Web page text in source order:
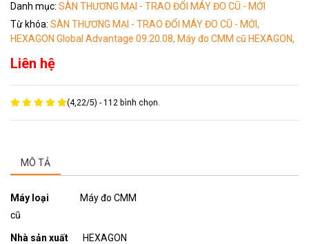
Danh mục: SÀN THƯƠNG MẠI - TRAO ĐỔI MÁY ĐO CŨ - MỚI
Từ khóa: SÀN THƯƠNG MẠI - TRAO ĐỔI MÁY ĐO CŨ - MỚI,
HEXAGON Global Advantage 09.20.08, Máy đo CMM cũ HEXAGON,
Liên hệ
(4,22/5) -112 bình chọn.
MÔ TẢ
Máy loại
Máy đo CMM
cũ
Nhà sản xuất HEXAGON